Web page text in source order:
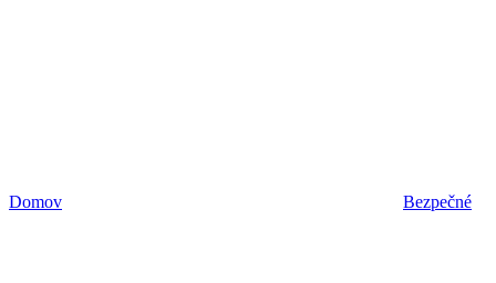
Domov Bezpečné